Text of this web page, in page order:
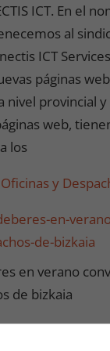
ICT. En el
al
ICT
páginas
nivel provincial y
web,
los
y
en-
de-bizkaia
en verano
de bizkaia
despachos de